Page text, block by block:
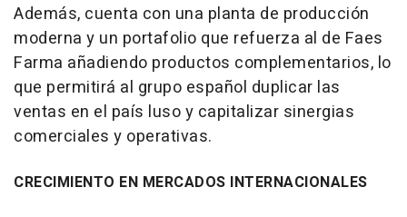
Además, cuenta con una planta de producción
moderna y un portafolio que refuerza al de Faes
Farma añadiendo productos complementarios, lo
que permitirá al grupo español duplicar las
ventas en el país luso y capitalizar sinergias
comerciales y operativas.
CRECIMIENTO EN MERCADOS INTERNACIONALES